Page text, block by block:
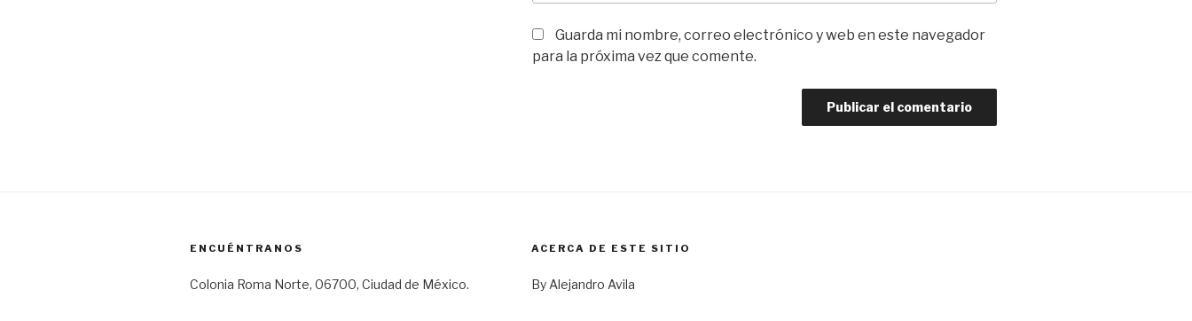
Guarda mi nombre, correo electrónico y web en este navegador
para la próxima vez que comente.
ENCUÉNTRANOS
Colonia Roma Norte, 06700, Ciudad de México.
ACERCA DE ESTE SITIO
By Alejandro Avila